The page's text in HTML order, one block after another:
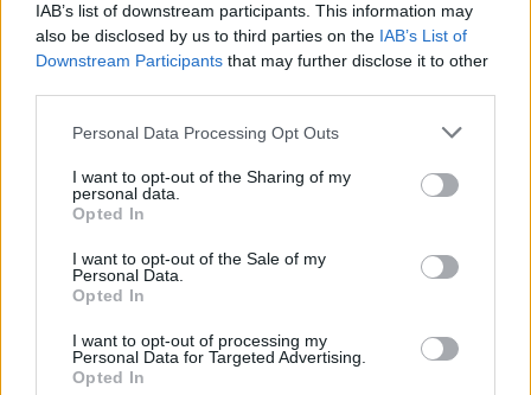
IAB’s list of downstream participants. This information may
also be disclosed by us to third parties on the IAB’s List of
Downstream Participants that may further disclose it to other
Please note that this website/app uses one or more Google
not limited to your visit or usage behaviour. You may click to
grant or deny consent to Google and its third-party tags to
use your data for below specified purposes in below Google
consent section.
Personal Data Processing Opt Outs
I want to opt-out of the Sharing of my
personal data.
Opted In
I want to opt-out of the Sale of my
Personal Data.
Opted In
I want to opt-out of processing my
Personal Data for Targeted Advertising.
Opted In
Continua a leggere
LIFESTYLE